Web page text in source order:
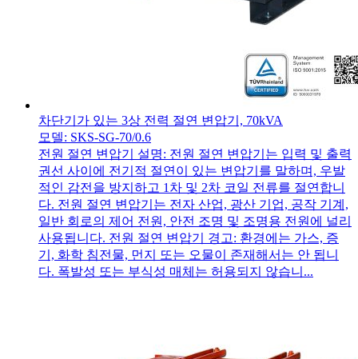
차단기가 있는 3상 전력 절연 변압기, 70kVA
모델: SKS-SG-70/0.6
전원 절연 변압기 설명: 전원 절연 변압기는 입력 및 출력
권선 사이에 전기적 절연이 있는 변압기를 말하며, 우발
적인 감전을 방지하고 1차 및 2차 코일 전류를 절연합니
다. 전원 절연 변압기는 전자 산업, 광산 기업, 공작 기계,
일반 회로의 제어 전원, 안전 조명 및 조명용 전원에 널리
사용됩니다. 전원 절연 변압기 경고: 환경에는 가스, 증
기, 화학 침전물, 먼지 또는 오물이 존재해서는 안 됩니
다. 폭발성 또는 부식성 매체는 허용되지 않습니...